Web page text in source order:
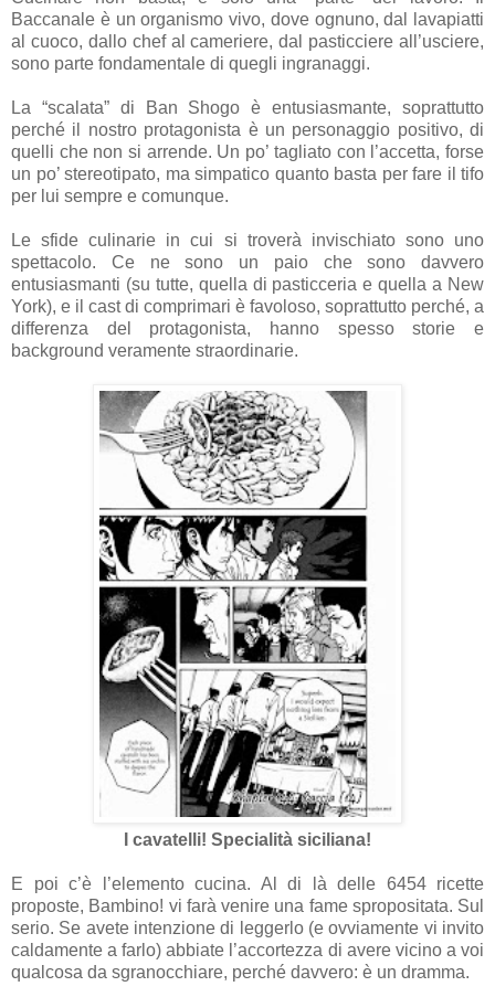
Baccanale è un organismo vivo, dove ognuno, dal lavapiatti
al cuoco, dallo chef al cameriere, dal pasticciere all’usciere,
sono parte fondamentale di quegli ingranaggi.
La “scalata” di Ban Shogo è entusiasmante, soprattutto
perché il nostro protagonista è un personaggio positivo, di
quelli che non si arrende. Un po’ tagliato con l’accetta, forse
un po’ stereotipato, ma simpatico quanto basta per fare il tifo
per lui sempre e comunque.
Le sfide culinarie in cui si troverà invischiato sono uno
spettacolo. Ce ne sono un paio che sono davvero
entusiasmanti (su tutte, quella di pasticceria e quella a New
York), e il cast di comprimari è favoloso, soprattutto perché, a
differenza del protagonista, hanno spesso storie e
background veramente straordinarie.
I cavatelli! Specialità siciliana!
E poi c’è l’elemento cucina. Al di là delle 6454 ricette
proposte, Bambino! vi farà venire una fame spropositata. Sul
serio. Se avete intenzione di leggerlo (e ovviamente vi invito
caldamente a farlo) abbiate l’accortezza di avere vicino a voi
qualcosa da sgranocchiare, perché davvero: è un dramma.